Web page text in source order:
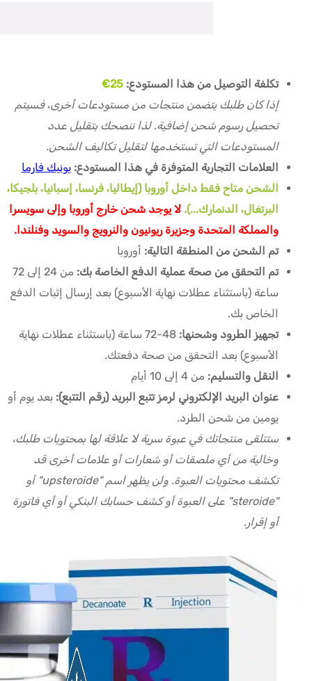
تكلفة التوصيل من هذا المستودع: 25€
إذا كان طلبك يتضمن منتجات من مستودعات أخرى، فسيتم
تحصيل رسوم شحن إضافية. لذا ننصحك بتقليل عدد
المستودعات التي تستخدمها لتقليل تكاليف الشحن.
العلامات التجارية المتوفرة في هذا المستودع: يونيك فارما
الشحن متاح فقط داخل أوروبا (إيطاليا، فرنسا، إسبانيا، بلجيكا،
البرتغال، الدنمارك...). لا يوجد شحن خارج أوروبا وإلى سويسرا
والمملكة المتحدة وجزيرة ريونيون والنرويج والسويد وفنلندا.
تم الشحن من المنطقة التالية: أوروبا
تم التحقق من صحة عملية الدفع الخاصة بك:
من 24 إلى 72
ساعة (باستثناء عطلات نهاية الأسبوع) بعد إرسال إثبات الدفع
الخاص بك.
تجهيز الطرود وشحنها:
48-72 ساعة (باستثناء عطلات نهاية
الأسبوع) بعد التحقق من صحة دفعتك.
النقل والتسليم: من 4 إلى 10 أيام
عنوان البريد الإلكتروني لرمز تتبع البريد (رقم التتبع): بعد يوم أو
يومين من شحن الطرد.
ستتلقى منتجاتك في عبوة سرية لا علاقة لها بمحتويات طلبك،
وخالية من أي ملصقات أو شعارات أو علامات أخرى قد
تكشف محتويات العبوة. ولن يظهر اسم "upsteroide" أو
"steroide" على العبوة أو كشف حسابك البنكي أو أي فاتورة
أو إقرار.